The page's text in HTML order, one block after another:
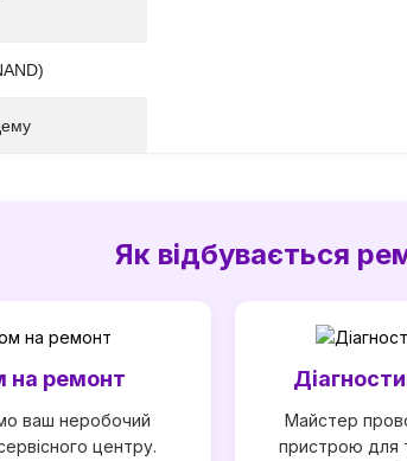
Як відбувається
на ремонт
ваш неробочий
центру.
Майстер
пристрою для